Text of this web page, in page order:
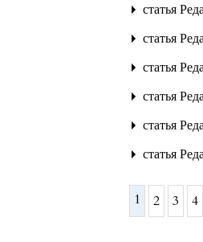
статья
статья
статья
статья
статья
статья
1 2 3 4